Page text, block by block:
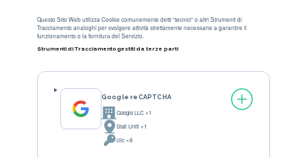
Questo Sito Web utilizza Cookie comunemente detti “tecnici” o altri Strumenti di
Tracciamento analoghi per svolgere attività strettamente necessarie a garantire il
funzionamento o la fornitura del Servizio.
Strumenti di Tracciamento gestiti da terze parti
Google reCAPTCHA
Azienda:Google LLC +1
Luogo del trattamento:
Stati Uniti +1
Dati Personali trattati:
clic +8